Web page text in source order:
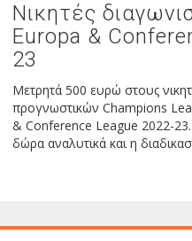
Νικητές
Europa &
23
Μετρητά 500 ευρώ στους
προγνωστικών Champions
& Conference League 2022-23.
δώρα αναλυτικά και η